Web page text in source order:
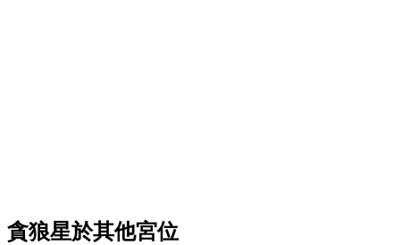
貪狼星於其他宮位